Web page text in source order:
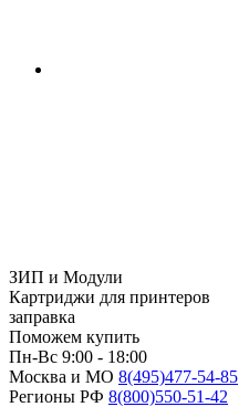
ЗИП и Модули
Картриджи для принтеров
заправка
Поможем купить
Пн-Вс 9:00 - 18:00
Москва и МО 8(495)477-54-85
Регионы РФ 8(800)550-51-42